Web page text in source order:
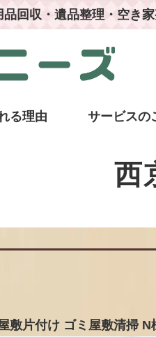
品回収・遺品整理・空き
る理由 サービスの
西
敷片付け ゴミ屋敷清掃 N